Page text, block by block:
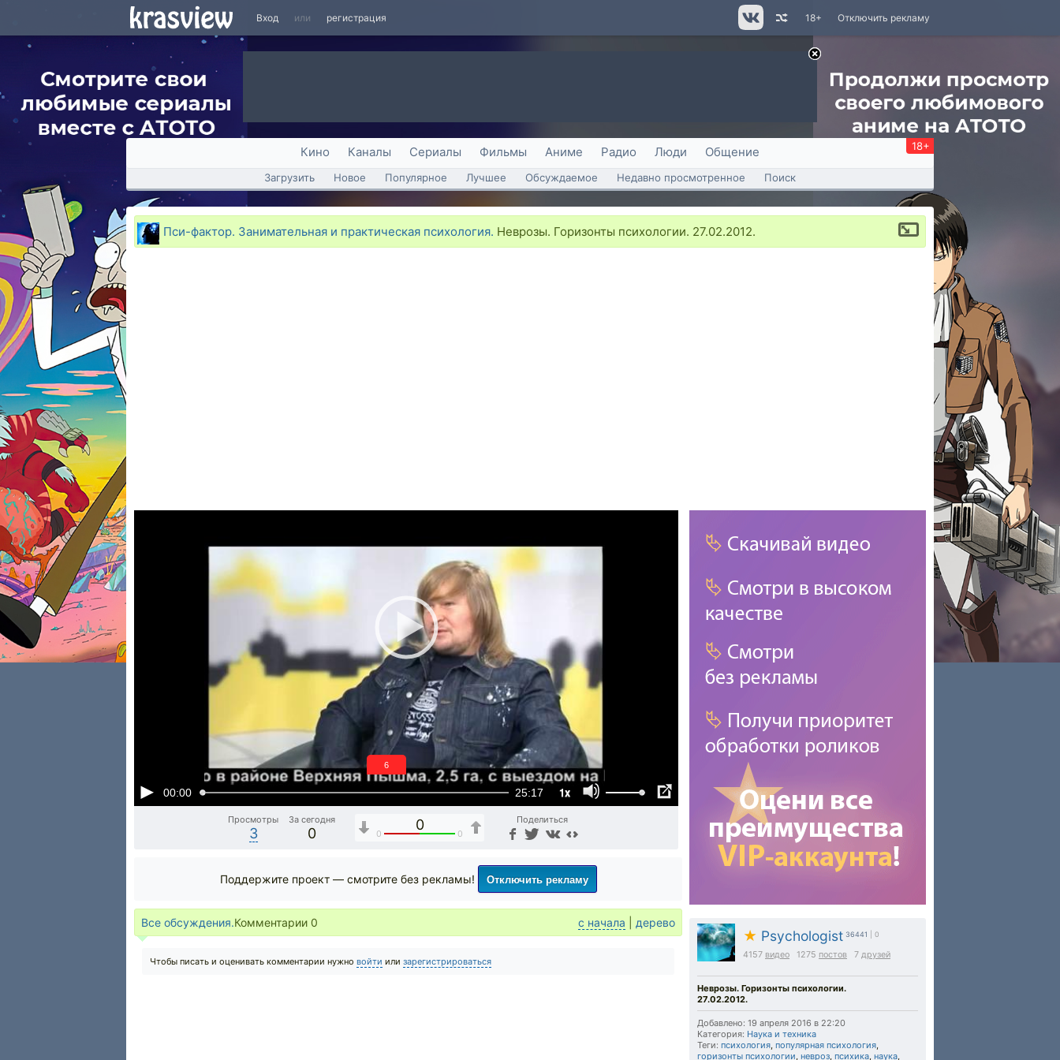
Вход или регистрация Отключить рекламу
18+
Кино Каналы Сериалы Фильмы Аниме Радио Люди Общение 18+
Загрузить Новое Популярное Лучшее Обсуждаемое Недавно просмотренное Поиск
Пси-фактор. Занимательная и практическая психология. Неврозы. Горизонты психологии. 27.02.2012.
00:00 25:17 1x
5
Просмотры
3
За сегодня
0
0
0 0
Поделиться
★ Psychologist 36441 | 0
4157 видео 1275 постов 7 друзей
Неврозы. Горизонты психологии.
27.02.2012.
Добавлено: 19 апреля 2016 в 22:20
Категория: Наука и техника
Теги: психология, популярная психология,
горизонты психологии, невроз, психика, наука,
Поддержите проект — смотрите без рекламы! Отключить рекламу
Все обсуждения.Комментарии 0 с начала дерево
Чтобы писать и оценивать комментарии нужно войти или зарегистрироваться